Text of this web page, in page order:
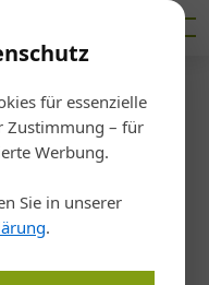
für essenzielle
Zustimmung – für
Werbung.
Sie in unserer
.
und